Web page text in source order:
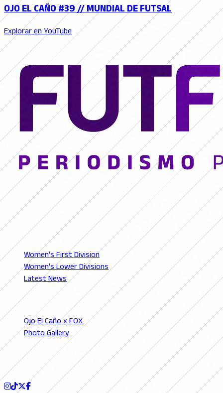
OJO EL CAÑO #39 // MUNDIAL DE FUTSAL
Explorar en YouTube
© 2026 FutFemGol. Todos los derechos reservados.
LEAGUES
Women's First Division
Women's Lower Divisions
Latest News
SECTIONS
Ojo El Caño x FOX
Photo Gallery
Podcast
FOLLOW US